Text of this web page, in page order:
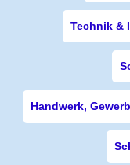
Technik &
Handwerk,